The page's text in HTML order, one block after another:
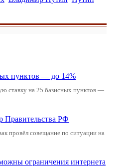
пунктов — до 14%
ставку на 25 базисных пунктов —
Правительства РФ
провёл совещание по ситуации на
ограничения интернета